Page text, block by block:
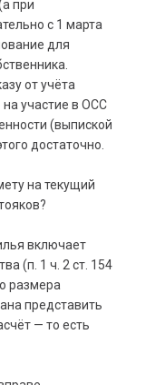
при
с 1 марта
для
от учёта
на участие в ОСС
(выпиской
достаточно.
на текущий
включает
(п. 1 ч. 2 ст. 154
размера
представить
— то есть